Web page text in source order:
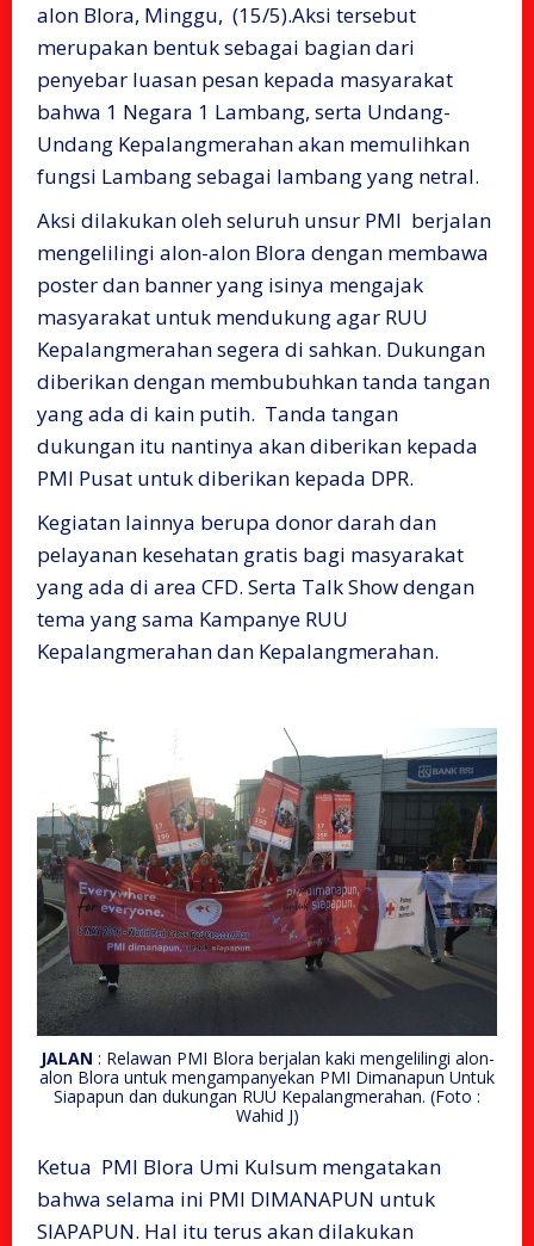
alon Blora, Minggu, (15/5).Aksi tersebut
merupakan bentuk sebagai bagian dari
penyebar luasan pesan kepada masyarakat
bahwa 1 Negara 1 Lambang, serta Undang-
Undang Kepalangmerahan akan memulihkan
fungsi Lambang sebagai lambang yang netral.
Aksi dilakukan oleh seluruh unsur PMI berjalan
mengelilingi alon-alon Blora dengan membawa
poster dan banner yang isinya mengajak
masyarakat untuk mendukung agar RUU
Kepalangmerahan segera di sahkan. Dukungan
diberikan dengan membubuhkan tanda tangan
yang ada di kain putih. Tanda tangan
dukungan itu nantinya akan diberikan kepada
PMI Pusat untuk diberikan kepada DPR.
Kegiatan lainnya berupa donor darah dan
pelayanan kesehatan gratis bagi masyarakat
yang ada di area CFD. Serta Talk Show dengan
tema yang sama Kampanye RUU
Kepalangmerahan dan Kepalangmerahan.
JALAN : Relawan PMI Blora berjalan kaki mengelilingi alon-
alon Blora untuk mengampanyekan PMI Dimanapun Untuk
Siapapun dan dukungan RUU Kepalangmerahan. (Foto :
Wahid J)
Ketua PMI Blora Umi Kulsum mengatakan
bahwa selama ini PMI DIMANAPUN untuk
SIAPAPUN. Hal itu terus akan dilakukan